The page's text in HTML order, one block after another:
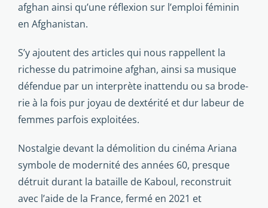
afghan ainsi qu’une réflexion sur l’emploi féminin
en Afghanistan.
S’y ajoutent des articles qui nous rappellent la
richesse du patrimoine afghan, ainsi sa musique
défendue par un interprète inattendu ou sa brode­
rie à la fois pur joyau de dextérité et dur labeur de
femmes parfois exploi­tées.
Nostalgie devant la démolition du cinéma Ariana
symbole de modernité des années 60, presque
détruit durant la bataille de Kaboul, reconstruit
avec l’aide de la France, fermé en 2021 et